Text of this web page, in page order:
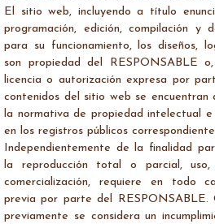
El sitio web, incluyendo a título
programación, edición, compilación y
para su funcionamiento, los diseños,
son propiedad del RESPONSABLE
licencia o autorización expresa por
contenidos del sitio web se
la normativa de propiedad intelectual e
en los registros públicos
Independientemente de la finalidad
la reproducción total o parcial, uso,
comercialización, requiere en todo
previa por parte del RESPONSABLE.
previamente se considera un